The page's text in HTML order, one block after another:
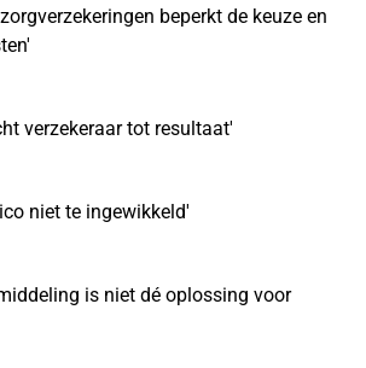
beperkt de keuze en
verzekeraar tot resultaat'
niet te ingewikkeld'
is niet dé oplossing voor